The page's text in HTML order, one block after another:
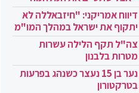
בעזה
דיווח אמריקני: "חיזבאללה לא
יתקוף את ישראל במהלך המו"מ
בקטאר"
צה"ל תקף הלילה עשרות
מטרות בלבנון
נער בן 15 נעצר כשנהג בפרעות
בטרקטורון